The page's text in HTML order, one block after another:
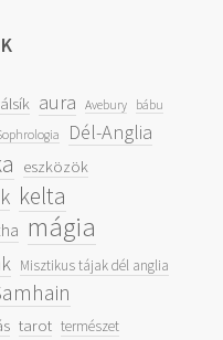
aura Avebury bábu
Dél-Anglia
eszközök
kelta
mágia
Misztikus tájak dél anglia
tarot természet